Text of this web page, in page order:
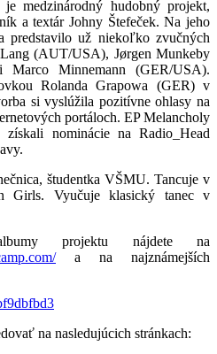
medzinárodný hudobný projekt,
a textár Johny Štefeček. Na jeho
predstavilo už niekoľko zvučných
(AUT/USA), Jørgen Munkeby
Minnemann (GER/USA).
Rolanda Grapowa (GER) v
si vyslúžila pozitívne ohlasy na
portáloch. EP Melancholy
nominácie na Radio_Head
študentka VŠMU. Tancuje v
Girls. Vyučuje klasický tanec v
projektu nájdete na
a na najznámejších
na nasledujúcich stránkach: